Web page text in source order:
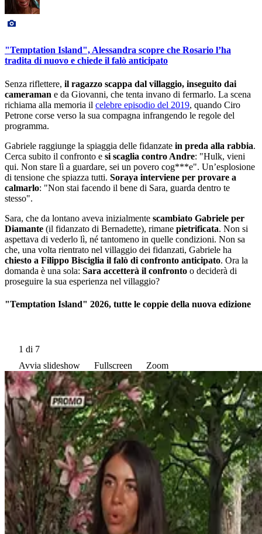
"Temptation Island", Alessandra scopre che Rosario l’ha
tradita di nuovo e chiede il falò anticipato
Senza riflettere, il ragazzo scappa dal villaggio, inseguito dai
cameraman e da Giovanni, che tenta invano di fermarlo. La scena
richiama alla memoria il celebre episodio del 2019, quando Ciro
Petrone corse verso la sua compagna infrangendo le regole del
programma.
Gabriele raggiunge la spiaggia delle fidanzate in preda alla rabbia.
Cerca subito il confronto e si scaglia contro Andre: "Hulk, vieni
qui. Non stare lì a guardare, sei un povero cog***e". Un’esplosione
di tensione che spiazza tutti. Soraya interviene per provare a
calmarlo: "Non stai facendo il bene di Sara, guarda dentro te
stesso".
Sara, che da lontano aveva inizialmente scambiato Gabriele per
Diamante (il fidanzato di Bernadette), rimane pietrificata. Non si
aspettava di vederlo lì, né tantomeno in quelle condizioni. Non sa
che, una volta rientrato nel villaggio dei fidanzati, Gabriele ha
chiesto a Filippo Bisciglia il falò di confronto anticipato. Ora la
domanda è una sola: Sara accetterà il confronto o deciderà di
proseguire la sua esperienza nel villaggio?
"Temptation Island" 2026, tutte le coppie della nuova edizione
1 di 7
Avvia slideshow
Fullscreen Zoom